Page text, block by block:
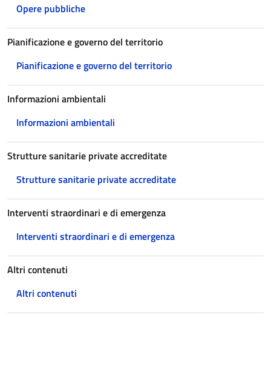
Opere pubbliche
Pianificazione e governo del territorio
Pianificazione e governo del territorio
Informazioni ambientali
Informazioni ambientali
Strutture sanitarie private accreditate
Strutture sanitarie private accreditate
Interventi straordinari e di emergenza
Interventi straordinari e di emergenza
Altri contenuti
Altri contenuti